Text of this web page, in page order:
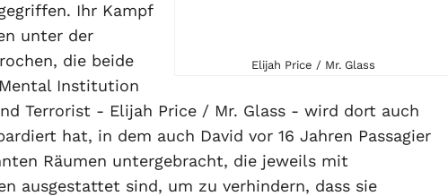
Elijah Price / Mr. Glass
Ihr Kampf
unter der
die beide
Institution
Terrorist - Elijah Price / Mr. Glass - wird dort auch
hat, in dem auch David vor 16 Jahren Passagier
Räumen untergebracht, die jeweils mit
ausgestattet sind, um zu verhindern, dass sie